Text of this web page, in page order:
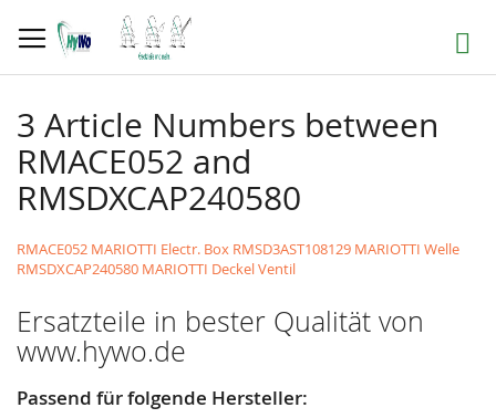
zum
Inhalt
Suche
3 Article Numbers between
RMACE052 and
RMSDXCAP240580
RMACE052 MARIOTTI Electr. Box RMSD3AST108129 MARIOTTI Welle
RMSDXCAP240580 MARIOTTI Deckel Ventil
Ersatzteile in bester Qualität von
www.hywo.de
Passend für folgende Hersteller: